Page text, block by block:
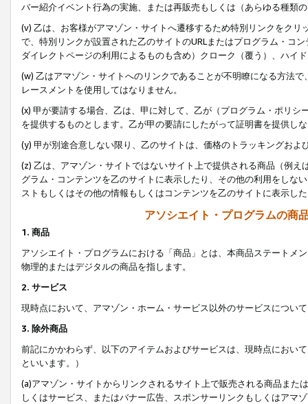
バー紹介イベント行為の実施、または再販売もしくは（あらゆる種類
(v) 乙は、お客様がアマゾン・サイトへ遷移するため特別リンクをク
で、特別リンクが設置された乙のサイトのURLまたはプログラム・コ
ダイレクトページの利用によるものも含め）クローク（覆う）、ハイ
(w) 乙はアマゾン・サイトへのリンクであることが不明瞭になる方法
レースメントを使用してはなりません。
(x) 甲が要請する場合、乙は、甲に対して、乙が（プログラム・ポリ
を提供するものとします。乙が甲の要請にしたがって証明書を提供し
(y) 甲が別途合意しない限り、乙のサイトは、価格のトラッキングお
(z) 乙は、アマゾン・サイトではないサイト上で提供される商品（例
グラム・コンテンツを乙のサイトに表示したり、その他の利用をしな
ストもしくはその他の情報もしくはコンテンツを乙のサイトに表示し
アソシエイト・プログラムの商
1. 商品
アソシエイト・プログラムにおける「商品」とは、本商品ステートメ
物理的またはデジタルの商品を指します。
2. サービス
現時点において、アマゾン・ホーム・サービス以外のサービスについ
3. 除外商品
前記にかかわらず、以下のアイテムおよびサービスは、現時点におい
といいます。）
(a)アマゾン・サイトからリンクされるサイト上で販売される商品ま
しくはサービス、またはバナー広告、スポンサーリンクもしくはアマ